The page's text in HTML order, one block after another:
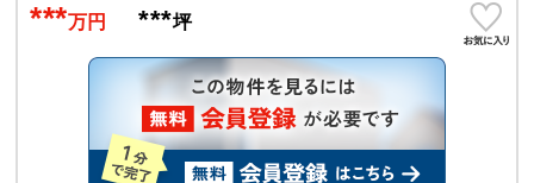
***万円 ***坪